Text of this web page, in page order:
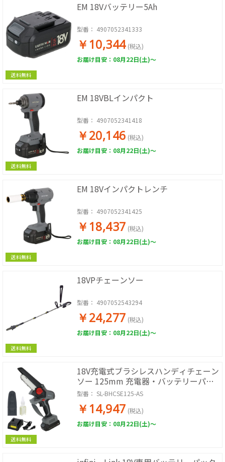
送料無料
EM 18Vバッテリー5Ah
型番： 4907052341333
￥10,344 (税込)
お届け目安：08月22日(土)～
送料無料
EM 18VBLインパクト
型番： 4907052341418
￥20,146 (税込)
お届け目安：08月22日(土)～
送料無料
EM 18Vインパクトレンチ
型番： 4907052341425
￥18,437 (税込)
お届け目安：08月22日(土)～
送料無料
18VPチェーンソー
型番： 4907052543294
￥24,277 (税込)
お届け目安：08月22日(土)～
送料無料
18V充電式ブラシレスハンディチェーン
ソー 125mm 充電器・バッテリーパッ
ク2.0Ah付き
型番： SL-BHCSE125-AS
￥14,947 (税込)
お届け目安：08月22日(土)～